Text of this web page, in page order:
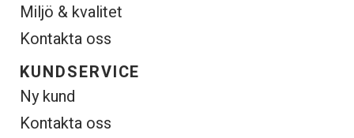
Miljö & kvalitet
Kontakta oss
KUNDSERVICE
Ny kund
Kontakta oss